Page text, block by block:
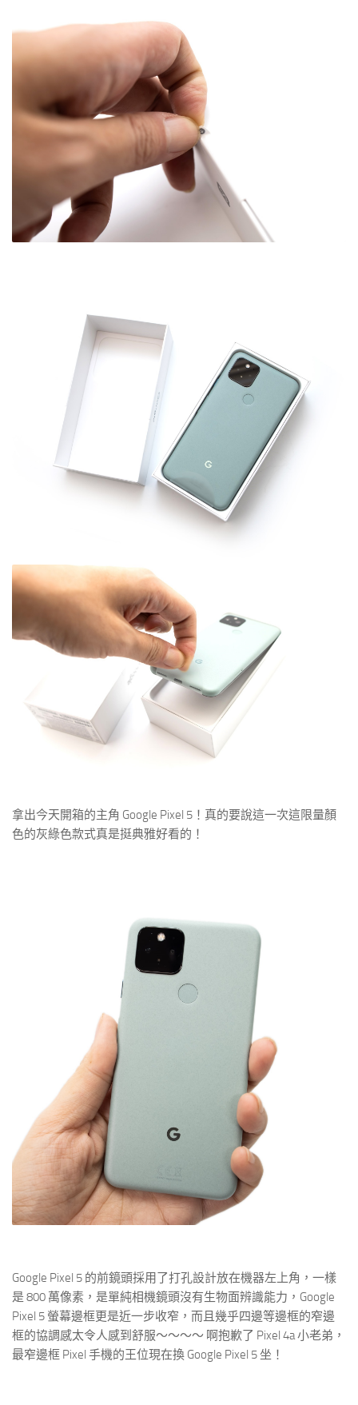
拿出今天開箱的主角 Google Pixel 5！真的要說這一次這限量顏
色的灰綠色款式真是挺典雅好看的！
Google Pixel 5 的前鏡頭採用了打孔設計放在機器左上角，一樣
是 800 萬像素，是單純相機鏡頭沒有生物面辨識能力，Google
Pixel 5 螢幕邊框更是近一步收窄，而且幾乎四邊等邊框的窄邊
框的協調感太令人感到舒服～～～～ 啊抱歉了 Pixel 4a 小老弟，
最窄邊框 Pixel 手機的王位現在換 Google Pixel 5 坐！